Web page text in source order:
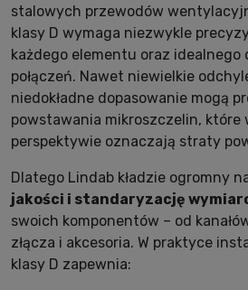
stalowych przewodów
klasy D wymaga niezwykle
każdego elementu oraz idealnego
połączeń. Nawet niewielkie
niedokładne dopasowanie mogą
powstawania mikroszczelin, które
perspektywie oznaczają straty
Dlatego Lindab kładzie ogromny
jakości i standaryzację
swoich komponentów – od
złącza i akcesoria. W praktyce
klasy D zapewnia: